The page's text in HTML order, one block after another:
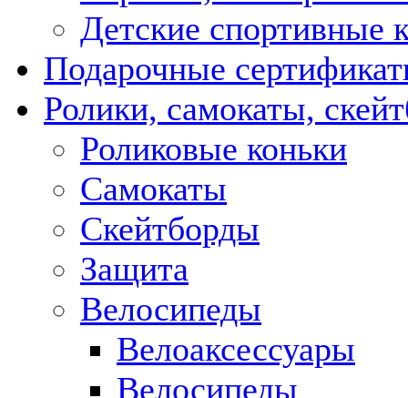
Детские
Подарочные
Ролики, самокаты,
Роликовые коньки
Самокаты
Скейтборды
Защита
Велосипеды
Велоаксессуары
Велосипеды